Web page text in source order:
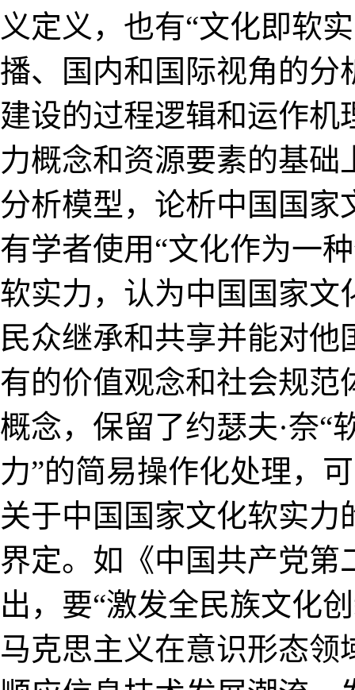
义定义，也有“文化即软
播、国内和国际视角的分
建设的过程逻辑和运作
力概念和资源要素的基
分析模型，论析中国国
有学者使用“文化作为一
软实力，认为中国国家文
民众继承和共享并能对
有的价值观念和社会规范
概念，保留了约瑟夫·奈“
力”的简易操作化处理，
关于中国国家文化软实
界定。如《中国共产党
出，要“激发全民族文化
马克思主义在意识形态